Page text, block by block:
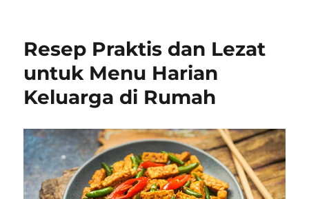
Resep Praktis dan Lezat
untuk Menu Harian
Keluarga di Rumah